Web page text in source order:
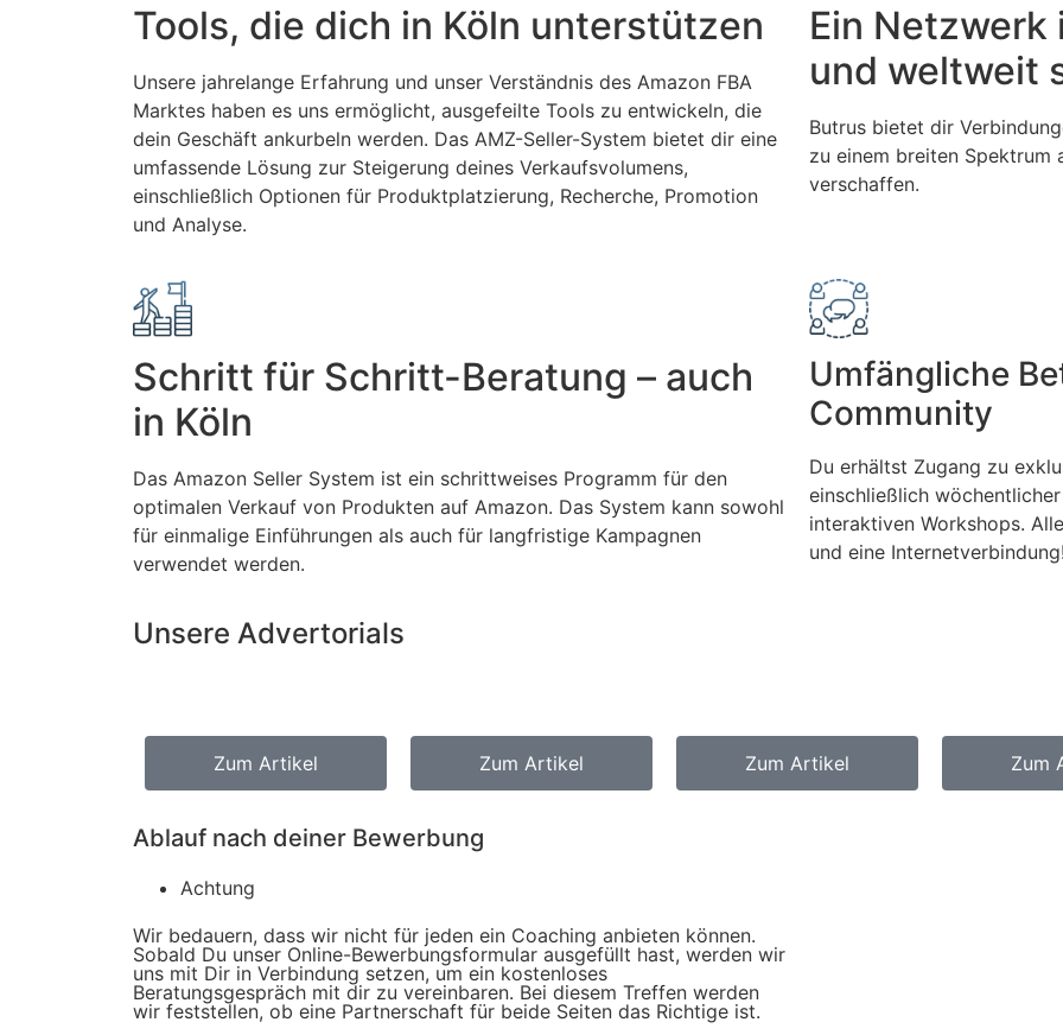
Tools, die dich in Köln unterstützen
Unsere jahrelange Erfahrung und unser Verständnis des Amazon FBA
Marktes haben es uns ermöglicht, ausgefeilte Tools zu entwickeln, die
dein Geschäft ankurbeln werden. Das AMZ-Seller-System bietet dir eine
umfassende Lösung zur Steigerung deines Verkaufsvolumens,
einschließlich Optionen für Produktplatzierung, Recherche, Promotion
und Analyse.
Ein Netzwerk
und weltweit
Butrus bietet dir
zu einem breiten Spektrum
verschaffen.
Schritt für Schritt-Beratung – auch
in Köln
Das Amazon Seller System ist ein schrittweises Programm für den
optimalen Verkauf von Produkten auf Amazon. Das System kann sowohl
für einmalige Einführungen als auch für langfristige Kampagnen
verwendet werden.
Umfängliche
Community
Du erhältst Zugang zu
einschließlich
interaktiven Workshops.
und eine Internetverbindung!
Unsere Advertorials
Zum Artikel Zum Artikel Zum Artikel Zum
Ablauf nach deiner Bewerbung
Achtung
Wir bedauern, dass wir nicht für jeden ein Coaching anbieten können.
Sobald Du unser Online-Bewerbungsformular ausgefüllt hast, werden wir
uns mit Dir in Verbindung setzen, um ein kostenloses
Beratungsgespräch mit dir zu vereinbaren. Bei diesem Treffen werden
wir feststellen, ob eine Partnerschaft für beide Seiten das Richtige ist.